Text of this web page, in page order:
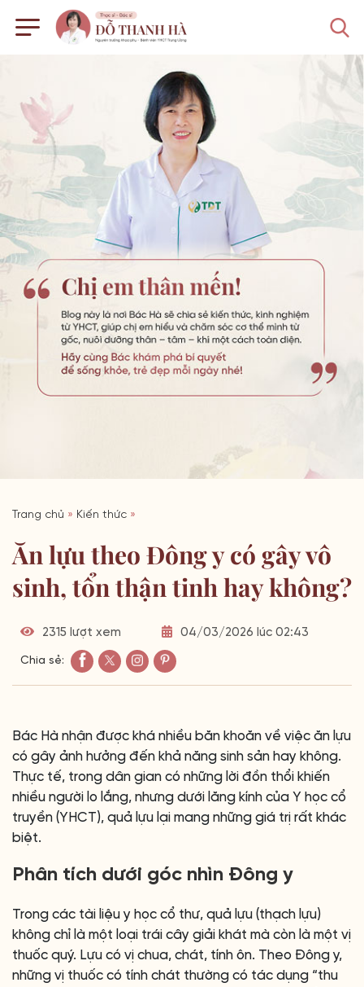
Trang chủ » Kiến thức »
Ăn lựu theo Đông y có gây vô
sinh, tổn thận tinh hay không?
2315 lượt xem 04/03/2026 lúc 02:43
Chia sẻ:
Bác Hà nhận được khá nhiều băn khoăn về việc ăn lựu
có gây ảnh hưởng đến khả năng sinh sản hay không.
Thực tế, trong dân gian có những lời đồn thổi khiến
nhiều người lo lắng, nhưng dưới lăng kính của Y học cổ
truyền (YHCT), quả lựu lại mang những giá trị rất khác
biệt.
Phân tích dưới góc nhìn Đông y
Trong các tài liệu y học cổ thư, quả lựu (thạch lựu)
không chỉ là một loại trái cây giải khát mà còn là một vị
thuốc quý. Lựu có vị chua, chát, tính ôn. Theo Đông y,
những vị thuốc có tính chát thường có tác dụng “thu